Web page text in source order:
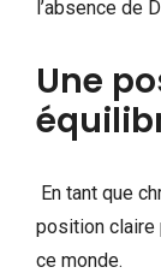
l’absence de
Une
En tant que
position claire
ce monde.